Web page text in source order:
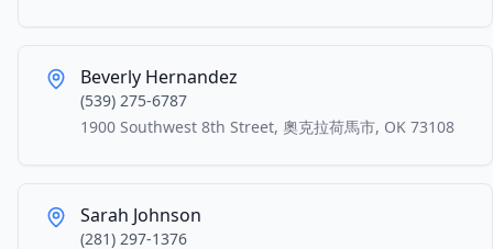
Beverly Hernandez
(539) 275-6787
1900 Southwest 8th Street, 奧克拉荷馬市, OK 73108
Sarah Johnson
(281) 297-1376